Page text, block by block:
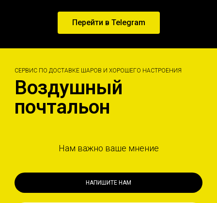
Перейти в Telegram
СЕРВИС ПО ДОСТАВКЕ ШАРОВ И ХОРОШЕГО НАСТРОЕНИЯ
Воздушный
почтальон
Нам важно ваше мнение
НАПИШИТЕ НАМ